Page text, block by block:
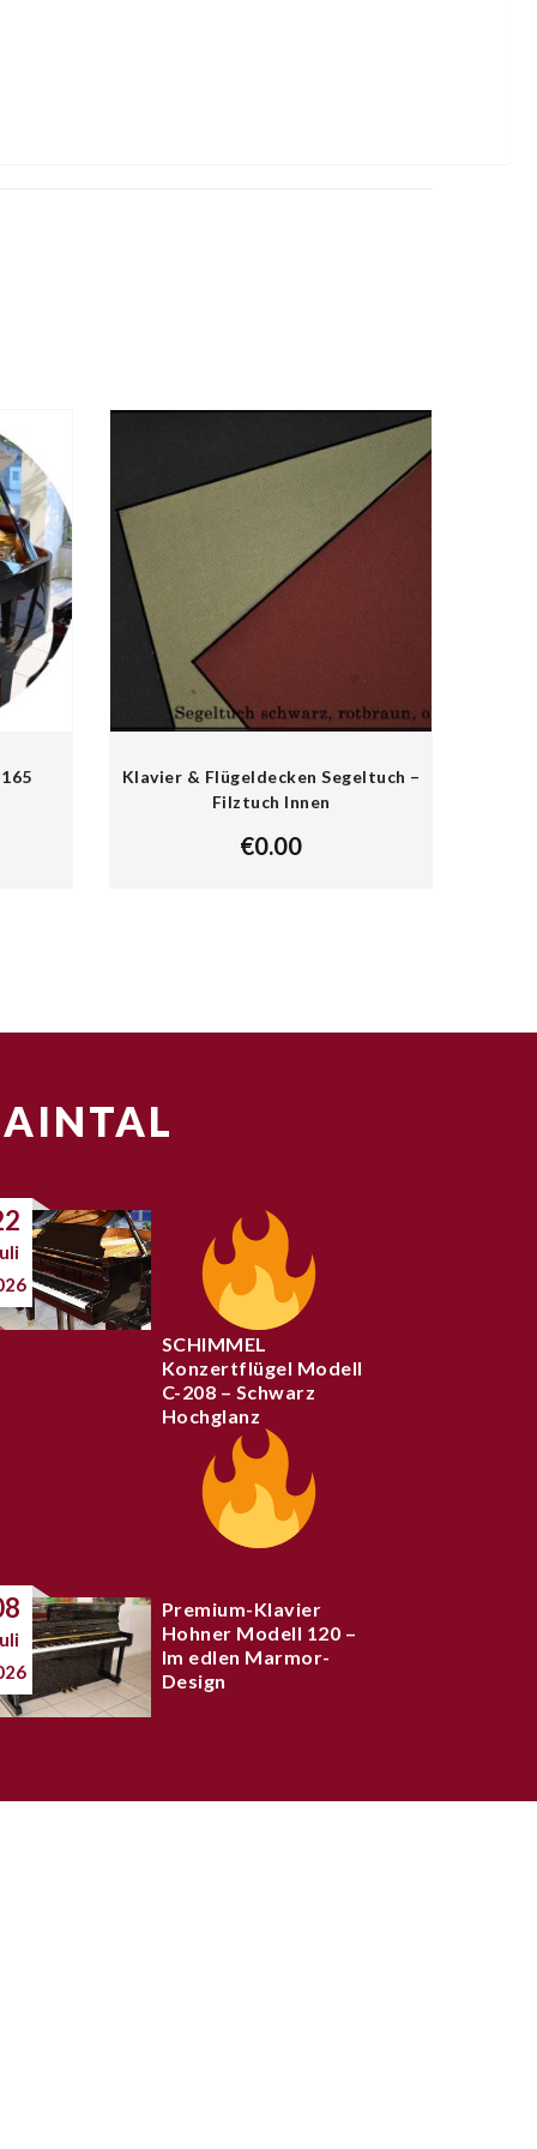
Klavier & Flügeldecken Segeltuch –
Filztuch Innen
€0.00
SCHIMMEL
Konzertflügel Modell
C-208 – Schwarz
Hochglanz
Premium-Klavier
Hohner Modell 120 –
Im edlen Marmor-
Design